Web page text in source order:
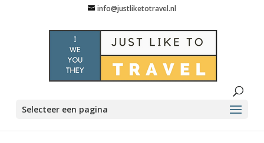
info@justliketotravel.nl
Selecteer een pagina